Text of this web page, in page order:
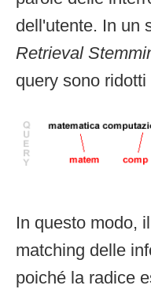
dell'utente. In un
Retrieval
query sono
In questo modo,
matching delle
poiché la radice